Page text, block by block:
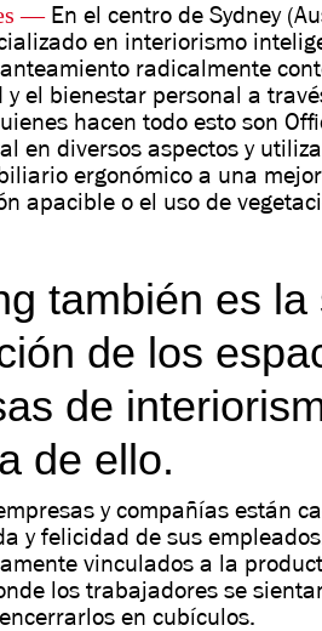
—En el centro de Sydney
en interiorismo
radicalmente
y el bienestar personal a
hacen todo esto son
en diversos aspectos y
ergonómico a una
apacible o el uso de
también es
de los
de
de ello.
y compañías están
y felicidad de sus
vinculados a la
los trabajadores se
en cubículos.